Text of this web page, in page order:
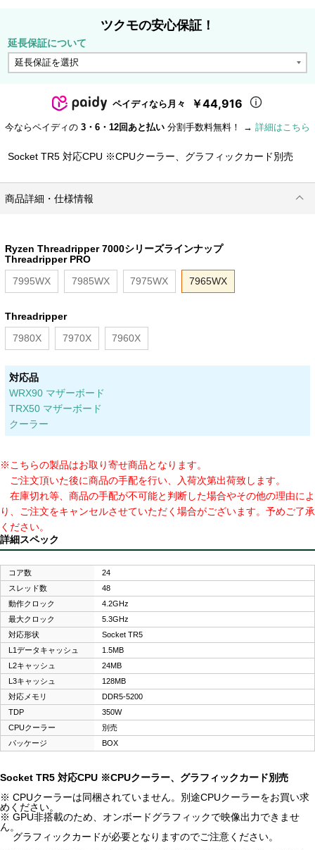
ツクモの安心保証！
延長保証について
ペイディなら月々 ￥44,916
今ならペイディの 3・6・12回あと払い 分割手数料無料！ → 詳細はこちら
Socket TR5 対応CPU ※CPUクーラー、グラフィックカード別売
商品詳細・仕様情報
Ryzen Threadripper 7000シリーズラインナップ
Threadripper PRO
7995WX
7985WX 7975WX 7965WX
Threadripper
7980X
7970X 7960X
対応品
WRX90 マザーボード
TRX50 マザーボード
クーラー
※こちらの製品はお取り寄せ商品となります。
ご注文頂いた後に商品の手配を行い、入荷次第出荷致します。
在庫切れ等、商品の手配が不可能と判断した場合やその他の理由によ
り、ご注文をキャンセルさせていただく場合がございます。予めご了承
ください。
詳細スペック
コア数
24
スレッド数
48
動作クロック
4.2GHz
最大クロック
5.3GHz
対応形状
Socket TR5
L1データキャッシュ
1.5MB
L2キャッシュ
24MB
L3キャッシュ
128MB
対応メモリ
DDR5-5200
TDP
350W
CPUクーラー
別売
パッケージ
BOX
Socket TR5 対応CPU ※CPUクーラー、グラフィックカード別売
※ CPUクーラーは同梱されていません。別途CPUクーラーをお買い求
めください。
※ GPU非搭載のため、オンボードグラフィックで映像出力できませ
ん。
グラフィックカードが必要となりますのでご注意ください。